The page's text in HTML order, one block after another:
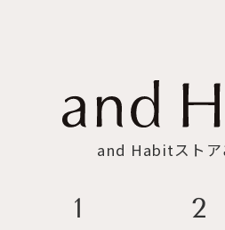
and Habitストア
1 2